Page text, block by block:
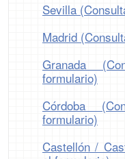
Sevilla
Madrid
Granada
formulario)
Córdoba
formulario)
Castellón /